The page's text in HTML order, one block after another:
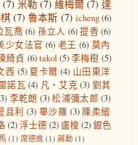
(7) 米勒 (7) 維梅爾 (7) 達
(7) 魯本斯 (7) icheng(6)
瓦喬 (6) 孫立人 (6)提香 (6)
少女法官 (6) 老王 (6) 莫內
綺貞 (6) takol (5)李梅樹 (5)
西 (5) 夏卡爾 (4) 山田東洋
諾瓦 (4) 凡‧艾克 (3) 劉其
李乾朗 (3)松浦彌太郎 (3)
且利 (3) 畢沙羅 (3) 陳柔縉
(2)浮士德 (2) 盧梭 (2)銀色
(1) 席德進 (1) 蔣勳 (1)